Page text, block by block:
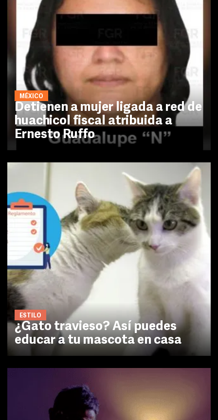
MÉXICO
Detienen a mujer ligada a red de
huachicol fiscal atribuida a
Ernesto Ruffo
ESTILO
¿Gato travieso? Así puedes
educar a tu mascota en casa